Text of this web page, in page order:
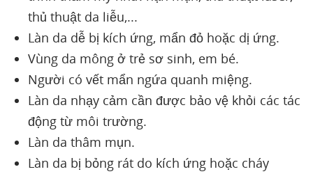
thủ thuật da liễu,...
Làn da dễ bị kích ứng, mẩn đỏ hoặc dị ứng.
Vùng da mông ở trẻ sơ sinh, em bé.
Người có vết mẩn ngứa quanh miệng.
Làn da nhạy cảm cần được bảo vệ khỏi các tác
động từ môi trường.
Làn da thâm mụn.
Làn da bị bỏng rát do kích ứng hoặc cháy